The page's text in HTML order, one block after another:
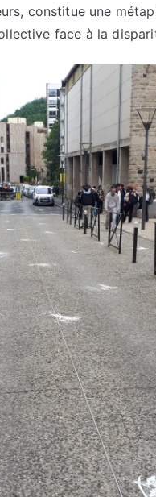
constitue une
face à la